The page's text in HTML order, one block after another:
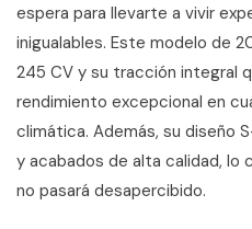
espera para llevarte a vivir
inigualables. Este modelo de
245 CV y su tracción integral
rendimiento excepcional en
climática. Además, su diseño
y acabados de alta calidad, lo
no pasará desapercibido.